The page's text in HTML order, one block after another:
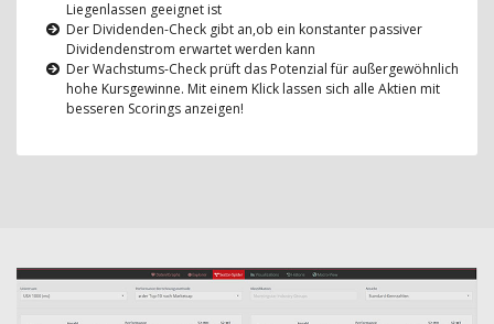
Liegenlassen geeignet ist
Der Dividenden-Check gibt an,ob ein konstanter passiver
Dividendenstrom erwartet werden kann
Der Wachstums-Check prüft das Potenzial für außergewöhnlich
hohe Kursgewinne. Mit einem Klick lassen sich alle Aktien mit
besseren Scorings anzeigen!